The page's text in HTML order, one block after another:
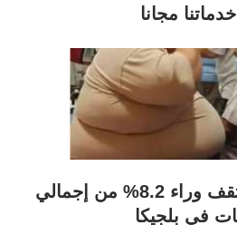
مجانا
السمنة المفرطة تقف وراء 8.2% من إجمالي
في بلجيكا